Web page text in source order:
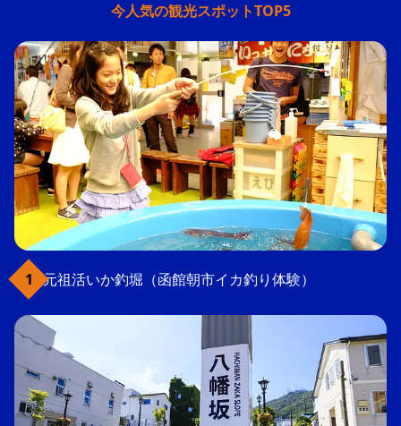
今人気の観光スポットTOP5
元祖活いか釣堀（函館朝市イカ釣り体験）